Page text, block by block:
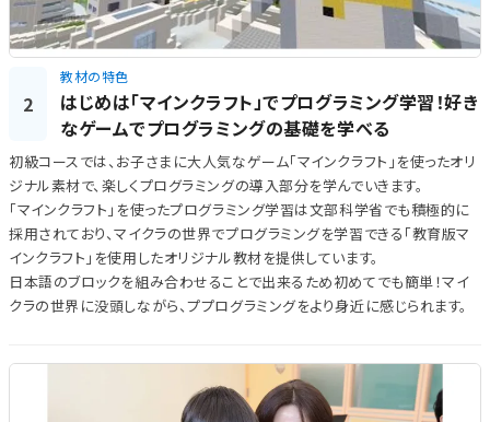
2
教材の特色
はじめは「マインクラフト」でプログラミング学習！好き
なゲームでプログラミングの基礎を学べる
初級コースでは、お子さまに大人気なゲーム「マインクラフト」を使ったオリ
ジナル素材で、楽しくプログラミングの導入部分を学んでいきます。
「マインクラフト」を使ったプログラミング学習は文部科学省でも積極的に
採用されており、マイクラの世界でプログラミングを学習できる「教育版マ
インクラフト」を使用したオリジナル教材を提供しています。
日本語のブロックを組み合わせることで出来るため初めてでも簡単！マイ
クラの世界に没頭しながら、ププログラミングをより身近に感じられます。